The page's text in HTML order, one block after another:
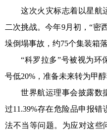
这次火灾标志着以星航
二次挑战。今年9月初，“密
垛倒塌事故，约75个集装箱
“科罗拉多”号被视为环
号低20%，准备未来转为甲醇
世界航运理事会披露数
过11.39%存在危险品申报
法不当等问题。为应对这些